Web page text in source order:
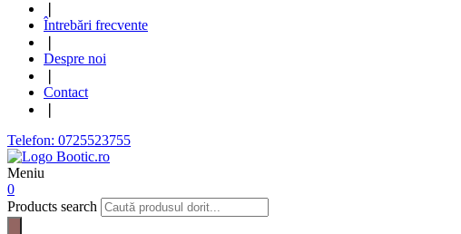
Întrebări frecvente
Despre noi
Contact
Telefon: 0725523755
Meniu
0
Products search